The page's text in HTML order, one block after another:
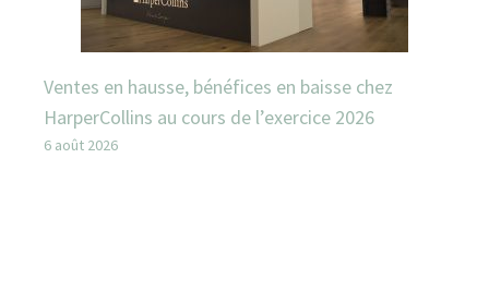
Ventes en hausse, bénéfices en baisse chez
HarperCollins au cours de l’exercice 2026
6 août 2026